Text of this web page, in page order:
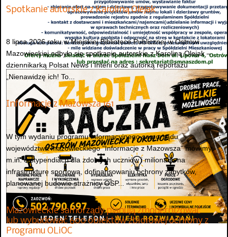
Spotkanie autorskie z Karoliną Olejak
8 lipca 2026 roku w Miejskiej Bibliotece Publicznej w Ostrowi
Mazowieckiej odbyło się spotkanie autorskie z Karoliną Olejak –
dziennikarką Polsat News i Interii oraz autorką reportażu
„Nienawidzę ich! To...
Informacje z Mazowsza 161
W tym wydaniu programu informacyjnego samorządu
województwa mazowieckiego "Informacje z Mazowsza" mówimy
m.in. o stypendiach dla zdolnych uczniów i milionach na
infrastrukturę sportową, dofinansowaniu ochrony zabytków,
planowanej budowie strażnicy OSP...
Mazowieckie samorządy planują zmodernizować
lub wybudować 600 obiektów zbiorowej ochrony z
Programu OLiOC